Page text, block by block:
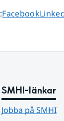
:Dela sidan på
FacebookDela
SMHI-länkar
Jobba på SMHI